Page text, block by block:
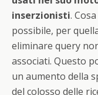
inserzionisti.
possibile, per
eliminare query
associati. Questo
un aumento della
del colosso delle